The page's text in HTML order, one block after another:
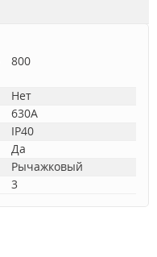
800
Нет
630A
IP40
Да
Рычажковый
3